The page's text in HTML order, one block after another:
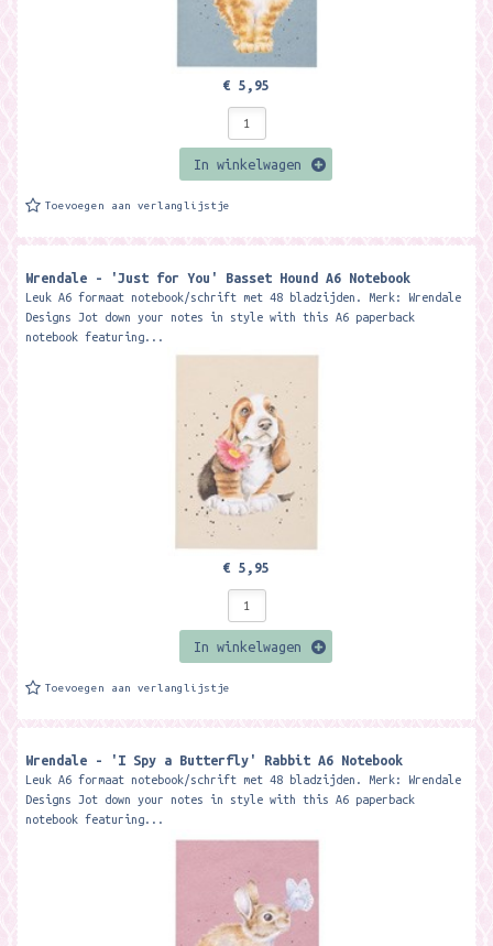
€ 5,95
In winkelwagen
Toevoegen aan verlanglijstje
Wrendale - 'Just for You' Basset Hound A6 Notebook
Leuk A6 formaat notebook/schrift met 48 bladzijden. Merk: Wrendale
Designs Jot down your notes in style with this A6 paperback
notebook featuring...
€ 5,95
In winkelwagen
Toevoegen aan verlanglijstje
Wrendale - 'I Spy a Butterfly' Rabbit A6 Notebook
Leuk A6 formaat notebook/schrift met 48 bladzijden. Merk: Wrendale
Designs Jot down your notes in style with this A6 paperback
notebook featuring...